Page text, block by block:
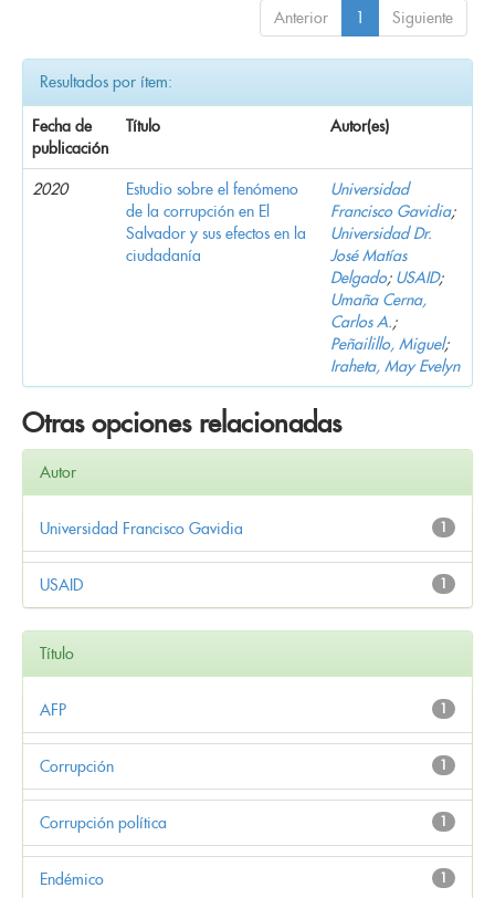
Anterior 1 Siguiente
Resultados por ítem:
Fecha de
publicación
Título Autor(es)
2020
Estudio sobre el fenómeno
de la corrupción en El
Salvador y sus efectos en la
ciudadanía
Universidad
Francisco Gavidia;
Universidad Dr.
José Matías
Delgado; USAID;
Umaña Cerna,
Carlos A.;
Peñailillo, Miguel;
Iraheta, May Evelyn
Otras opciones relacionadas
Autor
1
Universidad Francisco Gavidia
1
USAID
Título
1
AFP
1
Corrupción
1
Corrupción política
1
Endémico